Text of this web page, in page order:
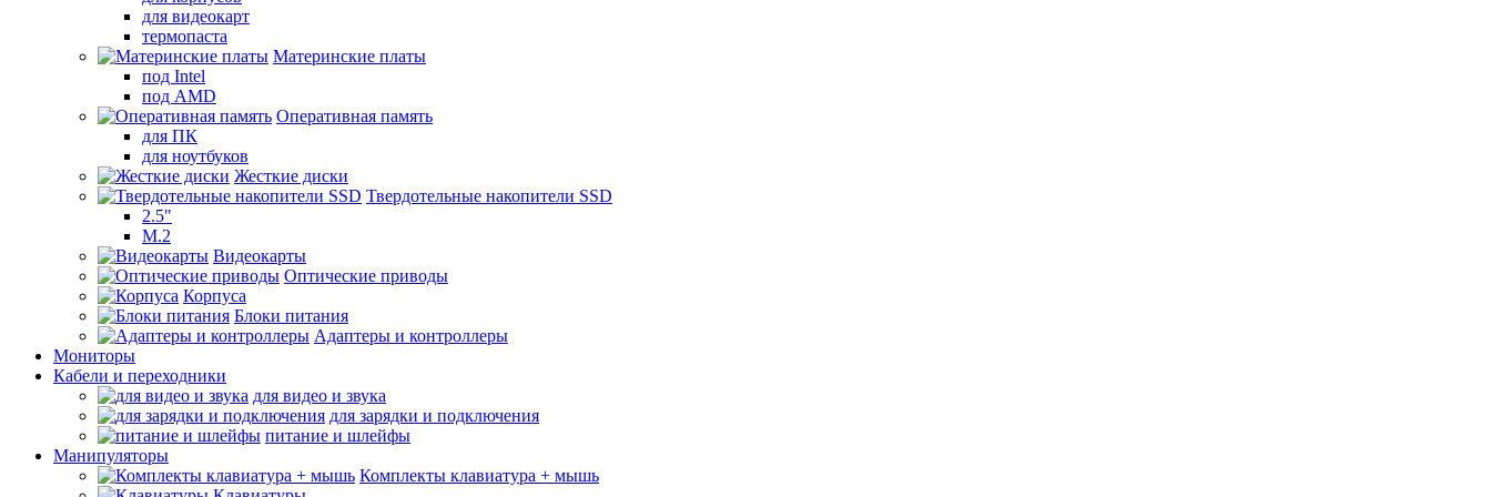
для видеокарт
термопаста
Материнские платы
под Intel
под AMD
Оперативная память
для ПК
для ноутбуков
Жесткие диски
Твердотельные накопители SSD
2.5"
M.2
Видеокарты
Оптические приводы
Корпуса
Блоки питания
Адаптеры и контроллеры
Мониторы
Кабели и переходники
для видео и звука
для зарядки и подключения
питание и шлейфы
Манипуляторы
Комплекты клавиатура + мышь